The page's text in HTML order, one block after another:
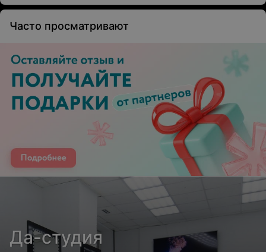
Часто просматривают
Да-студия